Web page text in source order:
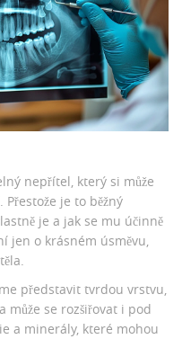
nepřítel, který si může
je to běžný
je a jak se mu účinně
jen o krásném úsměvu,
představit tvrdou vrstvu,
může se rozšiřovat i pod
a minerály, které mohou